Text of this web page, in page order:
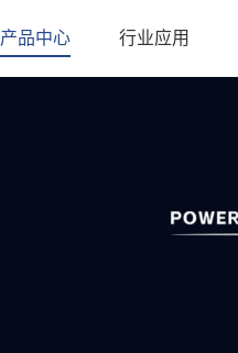
产品中心 行业应用